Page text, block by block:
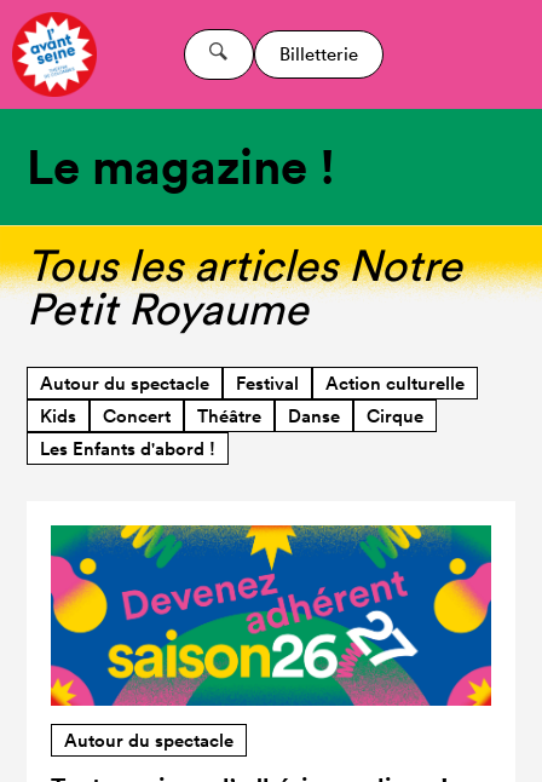
Billetterie
Le magazine !
Tous les articles Notre
Petit Royaume
Autour du spectacle Festival
Action culturelle
Kids
Concert Théâtre Danse
Cirque
Les Enfants d'abord !
Autour du spectacle